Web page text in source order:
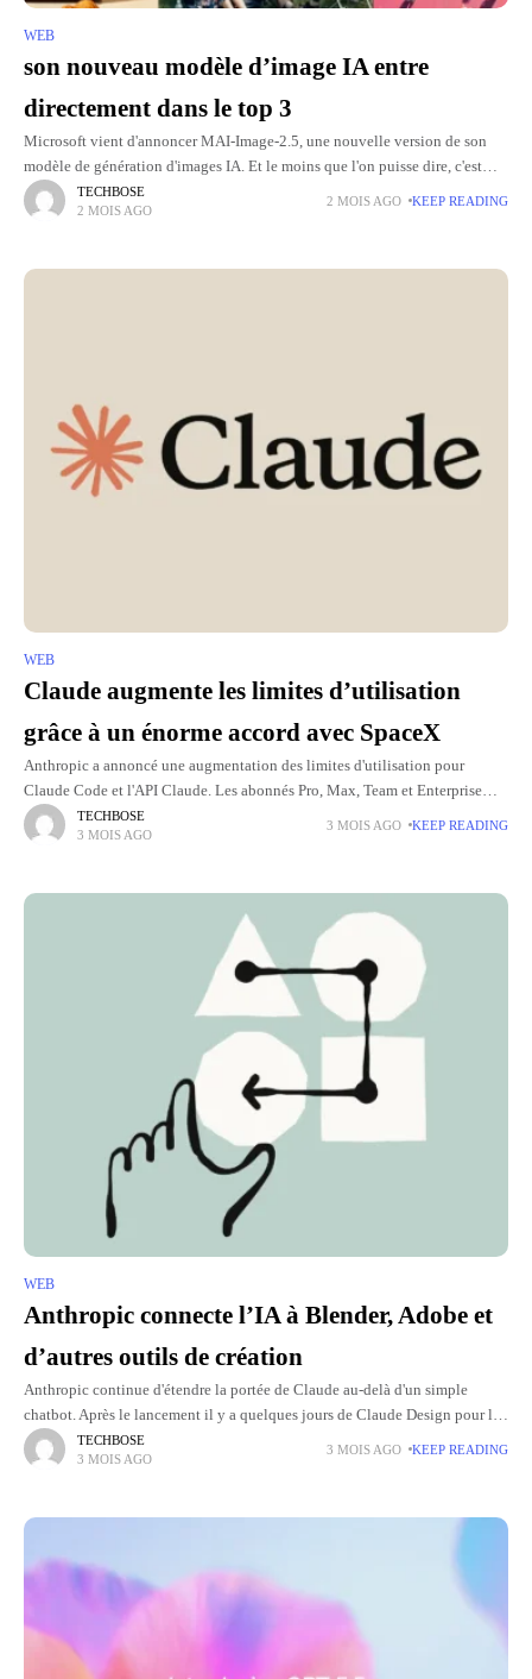
WEB
son nouveau modèle d’image IA entre
directement dans le top 3
Microsoft vient d'annoncer MAI-Image-2.5, une nouvelle version de son
modèle de génération d'images IA. Et le moins que l'on puisse dire, c'est
que le modèle démarre fort puisqu'il se hisse
TECHBOSE
2 MOIS AGO
2 MOIS AGO KEEP READING
WEB
Claude augmente les limites d’utilisation
grâce à un énorme accord avec SpaceX
Anthropic a annoncé une augmentation des limites d'utilisation pour
Claude Code et l'API Claude. Les abonnés Pro, Max, Team et Enterprise
pourront notamment envoyer plus de requêtes et bénéficier de
TECHBOSE
3 MOIS AGO
3 MOIS AGO KEEP READING
WEB
Anthropic connecte l’IA à Blender, Adobe et
d’autres outils de création
Anthropic continue d'étendre la portée de Claude au-delà d'un simple
chatbot. Après le lancement il y a quelques jours de Claude Design pour la
création visuelle, l'entreprise annonce aujourd'hui une
TECHBOSE
3 MOIS AGO
3 MOIS AGO KEEP READING